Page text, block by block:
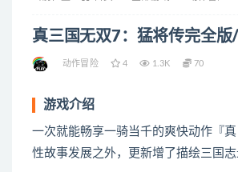
真三国无双7：猛将传完全
动作冒险 4 1.3K 70
游戏介绍
一次就能畅享一骑当千的爽快动作『
性故事发展之外，更新增了描绘三国